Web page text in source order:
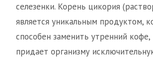
селезенки. Корень цикория
является уникальным продуктом,
способен заменить утренний
придает организму